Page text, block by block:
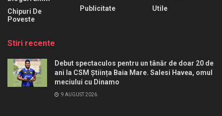
Chipuri De
Poveste
Publicitate
Utile
Stiri recente
Debut spectaculos pentru un tânăr de doar 20 de
ani la CSM Știința Baia Mare. Salesi Havea, omul
meciului cu Dinamo
9 AUGUST 2026